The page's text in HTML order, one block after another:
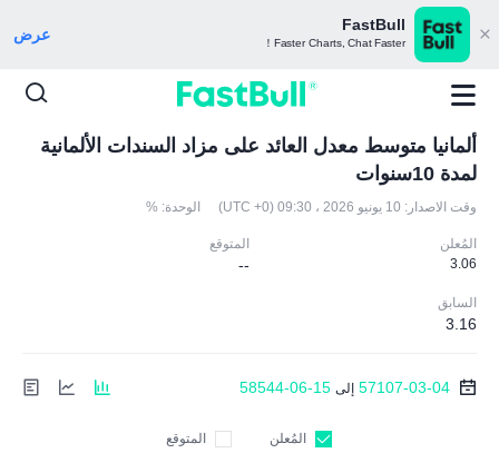
FastBull
Faster Charts, Chat Faster！ عرض
ألمانيا متوسط معدل العائد على مزاد السندات الألمانية
لمدة 10سنوات
وقت الاصدار: 10 يونيو 2026 ، 09:30 (UTC +0) الوحدة: %
المُعلن
3.06
المتوقع
--
السابق
3.16
57107-03-04 إلى 58544-06-15
المُعلن
المتوقع